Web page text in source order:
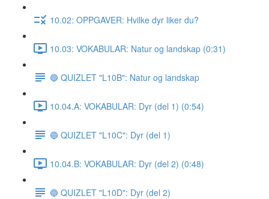
10.02: OPPGAVER: Hvilke dyr liker du?
10.03: VOKABULAR: Natur og landskap (0:31)
🔵 QUIZLET "L10B": Natur og landskap
10.04.A: VOKABULAR: Dyr (del 1) (0:54)
🔵 QUIZLET "L10C": Dyr (del 1)
10.04.B: VOKABULAR: Dyr (del 2) (0:48)
🔵 QUIZLET "L10D": Dyr (del 2)